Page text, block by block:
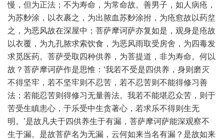
慢，但为正法；不为寿命，为常命故。善男子，如人病疮，
为苏麨涂，以衣裹之，为出脓血苏麨涂拊，为疮愈故以药坌
之，为恶风故在深屋中；菩萨摩诃萨亦复如是，观身是疮故
以衣覆，为九孔脓求索饮食，为恶风雨取受房舍，为四毒发
求觅医药。菩萨受取四种供养，为菩提道，非为寿命。何以
故？菩萨摩诃萨作是思惟：‘我若不受是四供养，身则磨灭
不得坚牢，若不坚牢则不忍苦，若不忍苦则不能得修习善
法；若能忍苦则得修习无量善法。我若不能堪忍众苦，则于
苦受生瞋恚心，于乐受中生贪著心，若求乐不得则生无
明。’是故凡夫于四供养生于有漏，菩萨摩诃萨能深观察不
生于漏。是故菩萨名为无漏，云何如来当名有漏？是故如来